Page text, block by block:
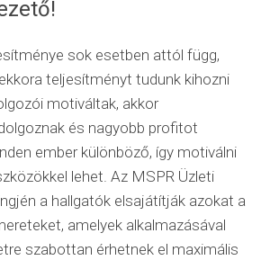
sok esetben attól függ,
teljesítményt tudunk kihozni
motiváltak, akkor
és nagyobb profitot
ember különböző, így motiválni
lehet. Az MSPR Üzleti
a hallgatók elsajátítják azokat a
amelyek alkalmazásával
szabottan érhetnek el maximális